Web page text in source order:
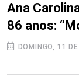
Ana
86 anos:
DOMINGO, 11